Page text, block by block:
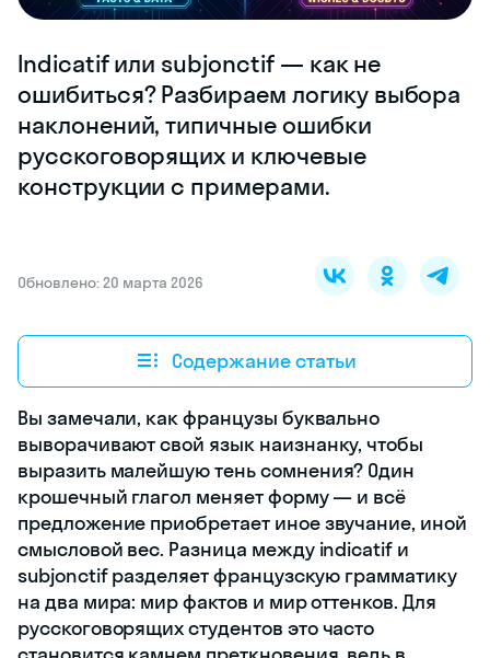
Indicatif или subjonctif — как не
ошибиться? Разбираем логику выбора
наклонений, типичные ошибки
русскоговорящих и ключевые
конструкции с примерами.
Обновлено: 20 марта 2026
Содержание статьи
Вы замечали, как французы буквально
выворачивают свой язык наизнанку, чтобы
выразить малейшую тень сомнения? Один
крошечный глагол меняет форму — и всё
предложение приобретает иное звучание, иной
смысловой вес. Разница между indicatif и
subjonctif разделяет французскую грамматику
на два мира: мир фактов и мир оттенков. Для
русскоговорящих студентов это часто